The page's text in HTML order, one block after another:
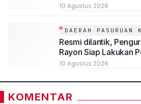
10 Agustus 2026
DAERAH PASURUAN
Resmi dilantik,
Rayon Siap Lakukan
10 Agustus 2026
KOMENTAR